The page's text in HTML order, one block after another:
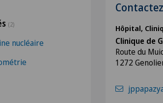
(2)
nucléaire
Hôpital,
Clinique de
Route du
1272